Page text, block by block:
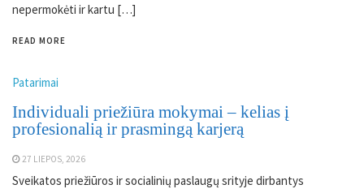
nepermokėti ir kartu […]
READ MORE
Patarimai
Individuali priežiūra mokymai – kelias į
profesionalią ir prasmingą karjerą
27 LIEPOS, 2026
Sveikatos priežiūros ir socialinių paslaugų srityje dirbantys